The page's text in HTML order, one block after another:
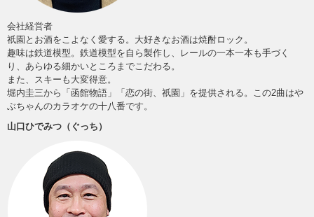
会社経営者
祇園とお酒をこよなく愛する。大好きなお酒は焼酎ロック。
趣味は鉄道模型。鉄道模型を自ら製作し、レールの一本一本も手づく
り、あらゆる細かいところまでこだわる。
また、スキーも大変得意。
堀内圭三から「函館物語」「恋の街、祇園」を提供される。この2曲はや
ぶちゃんのカラオケの十八番です。
山口ひでみつ（ぐっち）